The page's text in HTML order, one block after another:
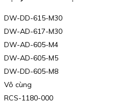
DW-DD-615-M30
DW-AD-617-M30
DW-AD-605-M4
DW-AD-605-M5
DW-DD-605-M8
Vô cùng
RCS-1180-000